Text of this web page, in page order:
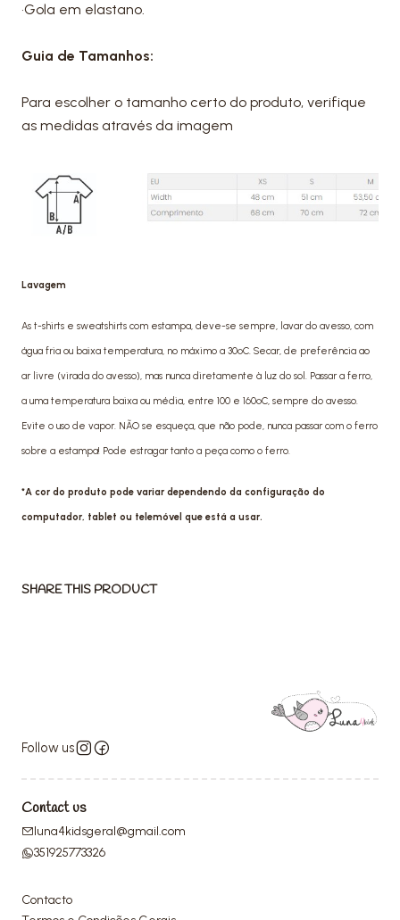
•Gola em elastano.
Guia de Tamanhos:
Para escolher o tamanho certo do produto, verifique
as medidas através da imagem
Lavagem
As t-shirts e sweatshirts com estampa, deve-se sempre, lavar do avesso, com
água fria ou baixa temperatura, no máximo a 30ºC. Secar, de preferência ao
ar livre (virada do avesso), mas nunca diretamente à luz do sol. Passar a ferro,
a uma temperatura baixa ou média, entre 100 e 160ºC, sempre do avesso.
Evite o uso de vapor. NÃO se esqueça, que não pode, nunca passar com o ferro
sobre a estampa! Pode estragar tanto a peça como o ferro.
*A cor do produto pode variar dependendo da configuração do
computador, tablet ou telemóvel que está a usar.
SHARE THIS PRODUCT
Follow us
Contact us
luna4kidsgeral@gmail.com
351925773326
Contacto